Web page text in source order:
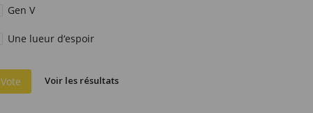
Gen V
Une lueur d‘espoir
Vote Voir les résultats